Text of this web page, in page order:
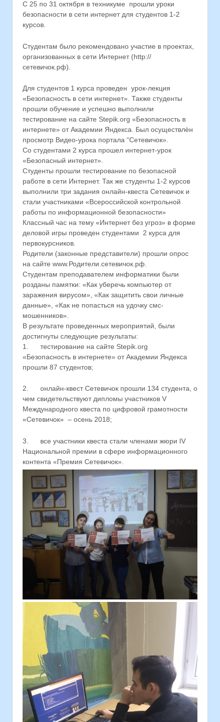
С 25 по 31 октября в техникуме прошли уроки
безопасности в сети интернет для студентов 1-2
курсов.
Студентам было рекомендовано участие в проектах,
организованных в сети Интернет (http://
сетевичок.рф).
Для студентов 1 курса проведен урок-лекция
«Безопасность в сети интернет». Также студенты
прошли обучение и успешно выполнили
тестирование на сайте Stepik.org «Безопасность в
интернете» от Академии Яндекса. Был осуществлѐн
просмотр Видео-урока портала “Сетевичок».
Со студентами 2 курса прошел интернет-урок
«Безопасный интернет».
Студенты прошли тестирование по безопасной
работе в сети Интернет. Так же студенты 1-2 курсов
выполнили три задания онлайн-квеста Сетевичок и
стали участниками «Всероссийской контрольной
работы по информационной безопасности»
Классный час на тему «Интернет без угроз» в форме
деловой игры проведен студентами 2 курса для
первокурсников.
Родители (законные представители) прошли опрос
на сайте www.Родители.сетевичок.рф.
Студентам преподавателем информатики были
розданы памятки: «Как уберечь компьютер от
заражения вирусом», «Как защитить свои личные
данные», «Как не попасться на удочку смс-
мошенников».
В результате проведенных мероприятий, были
достигнуты следующие результаты:
1. тестирование на сайте Stepik.org
«Безопасность в интернете» от Академии Яндекса
прошли 87 студентов;
2. онлайн-квест Сетевичок прошли 134 студента, о
чем свидетельствуют дипломы участников V
Международного квеста по цифровой грамотности
«Сетевичок» ­ – осень 2018;
3. все участники квеста стали членами жюри IV
Национальной премии в сфере информационного
контента «Премия Сетевичок».